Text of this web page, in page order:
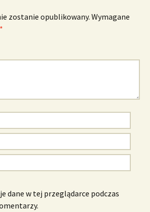
zostanie opublikowany. Wymagane
*
dane w tej przeglądarce podczas